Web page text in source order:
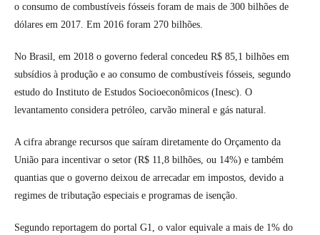
o consumo de combustíveis fósseis foram de mais de 300 bilhões de
dólares em 2017. Em 2016 foram 270 bilhões.
No Brasil, em 2018 o governo federal concedeu R$ 85,1 bilhões em
subsídios à produção e ao consumo de combustíveis fósseis, segundo
estudo do Instituto de Estudos Socioeconômicos (Inesc). O
levantamento considera petróleo, carvão mineral e gás natural.
A cifra abrange recursos que saíram diretamente do Orçamento da
União para incentivar o setor (R$ 11,8 bilhões, ou 14%) e também
quantias que o governo deixou de arrecadar em impostos, devido a
regimes de tributação especiais e programas de isenção.
Segundo reportagem do portal G1, o valor equivale a mais de 1% do